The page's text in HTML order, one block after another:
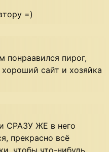
=)
понраавился пирог,
сайт и хозяйка
СРАЗУ ЖЕ в него
прекрасно всё
чтобы что-нибудь